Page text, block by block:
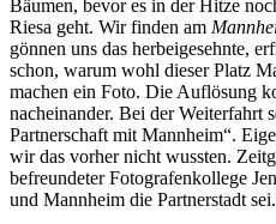
Bäumen, bevor es in der Hitze
Riesa geht. Wir finden am
gönnen uns das herbeigesehnte,
schon, warum wohl dieser Platz
machen ein Foto. Die Auflösung
nacheinander. Bei der Weiterfahrt
Partnerschaft mit Mannheim“.
wir das vorher nicht wussten.
befreundeter Fotografenkollege
und Mannheim die Partnerstadt sei.